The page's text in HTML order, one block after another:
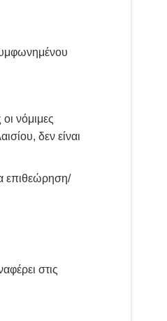
νόμιμες
δεν είναι
επιθεώρηση/
στις